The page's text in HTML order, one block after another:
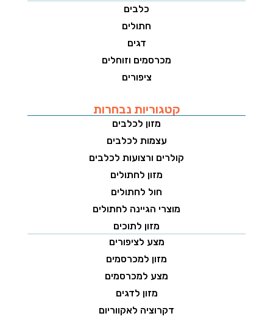
כלבים
חתולים
דגים
מכרסמים וזוחלים
ציפורים
קטגוריות נבחרות
מזון לכלבים
עצמות לכלבים
קולרים ורצועות לכלבים
מזון לחתולים
חול לחתולים
מוצרי הגיינה לחתולים
מזון לתוכים
מצע לציפורים
מזון למכרסמים
מצע למכרסמים
מזון לדגים
דקרוציה לאקווריום